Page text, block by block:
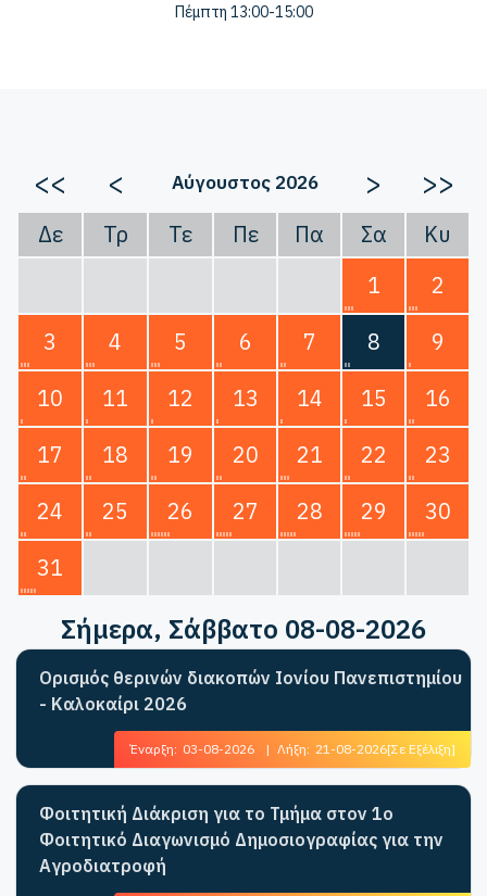
Πέμπτη 13:00-15:00
<< < Αύγουστος 2026 > >>
Δε Τρ Τε Πε Πα Σα
Κυ
1
2
3
4 5 6 7 8
9
10
11 12 13 14 15
16
17
18 19 20 21 22
23
24
25 26 27 28 29
30
31
Σήμερα, Σάββατο 08-08-2026
Ορισμός θερινών διακοπών Ιονίου Πανεπιστημίου
- Καλοκαίρι 2026
Έναρξη: 03-08-2026 | Λήξη: 21-08-2026[Σε Εξέλιξη]
Φοιτητική Διάκριση για το Τμήμα στον 1ο
Φοιτητικό Διαγωνισμό Δημοσιογραφίας για την
Αγροδιατροφή